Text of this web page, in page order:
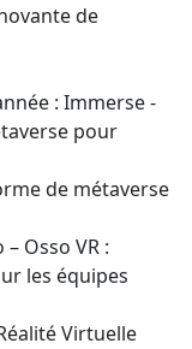
de
: Immerse -
pour
de métaverse
Osso VR :
les équipes
Virtuelle